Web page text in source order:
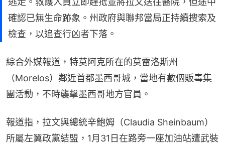
確認已無生命跡象。州政府與聯邦當局正持續搜索及
檢查，以追查行凶者下落。
綜合外媒報道，特莫阿克所在的莫雷洛斯州
（Morelos）鄰近首都墨西哥城，當地有數個販毒集
團活動，不時襲擊墨西哥地方官員。
報道指，拉文與總統辛鮑姆（Claudia Sheinbaum）
所屬左翼政黨結盟，1月31日在路旁一座加油站遭武裝